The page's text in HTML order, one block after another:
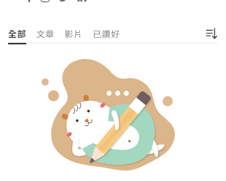
全部 文章 影片 已讚好